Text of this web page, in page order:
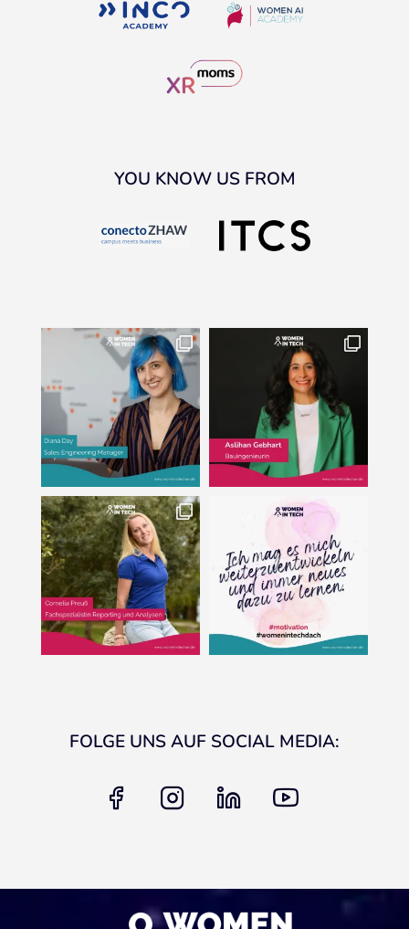
YOU KNOW US FROM
FOLGE UNS AUF SOCIAL MEDIA:
facebook instagram